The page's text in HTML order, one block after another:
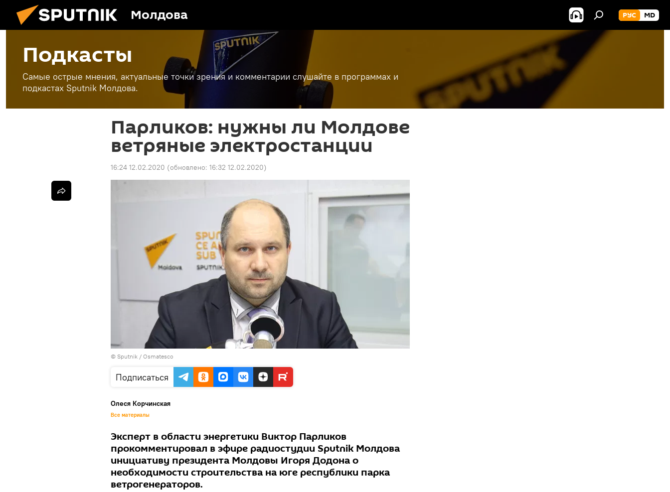
Молдова РУС MD
Подкасты
Самые острые мнения, актуальные точки зрения и комментарии слушайте в программах и
подкастах Sputnik Молдова.
Парликов: нужны ли Молдове
ветряные электростанции
16:24 12.02.2020 (обновлено: 16:32 12.02.2020)
© Sputnik / Osmatesco
Подписаться
Олеся Корчинская
Все материалы
Эксперт в области энергетики Виктор Парликов
прокомментировал в эфире радиостудии Sputnik Молдова
инициативу президента Молдовы Игоря Додона о
необходимости строительства на юге республики парка
ветрогенераторов.